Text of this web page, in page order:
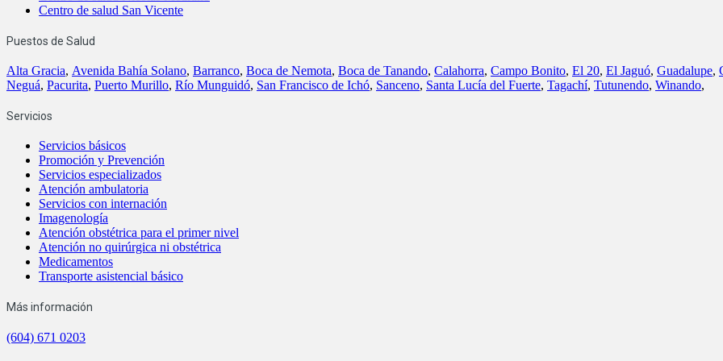
Centro de salud San Vicente
Puestos de Salud
Alta Gracia, Avenida Bahía Solano, Barranco, Boca de Nemota, Boca de Tanando, Calahorra, Campo Bonito, El 20, El Jaguó, Guadalupe,
Neguá, Pacurita, Puerto Murillo, Río Munguidó, San Francisco de Ichó, Sanceno, Santa Lucía del Fuerte, Tagachí, Tutunendo, Winando,
Servicios
Servicios básicos
Promoción y Prevención
Servicios especializados
Atención ambulatoria
Servicios con internación
Imagenología
Atención obstétrica para el primer nivel
Atención no quirúrgica ni obstétrica
Medicamentos
Transporte asistencial básico
Más información
(604) 671 0203